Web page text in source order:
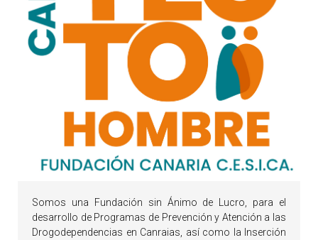
Somos una Fundación sin Ánimo de Lucro, para el
desarrollo de Programas de Prevención y Atención a las
Drogodependencias en Canraias, así como la Inserción